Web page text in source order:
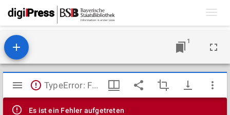
1
Mirador
Viewer
TypeError: Failed to fetch
Es ist ein Fehler aufgetreten